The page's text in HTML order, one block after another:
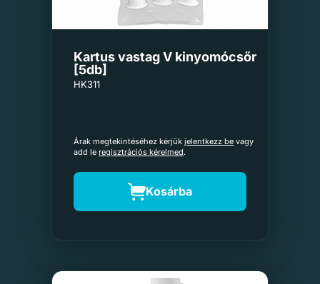
Kartus vastag V kinyomócsőr
[5db]
HK311
Árak megtekintéséhez kérjük jelentkezz be vagy
add le regisztrációs kérelmed.
Kosárba